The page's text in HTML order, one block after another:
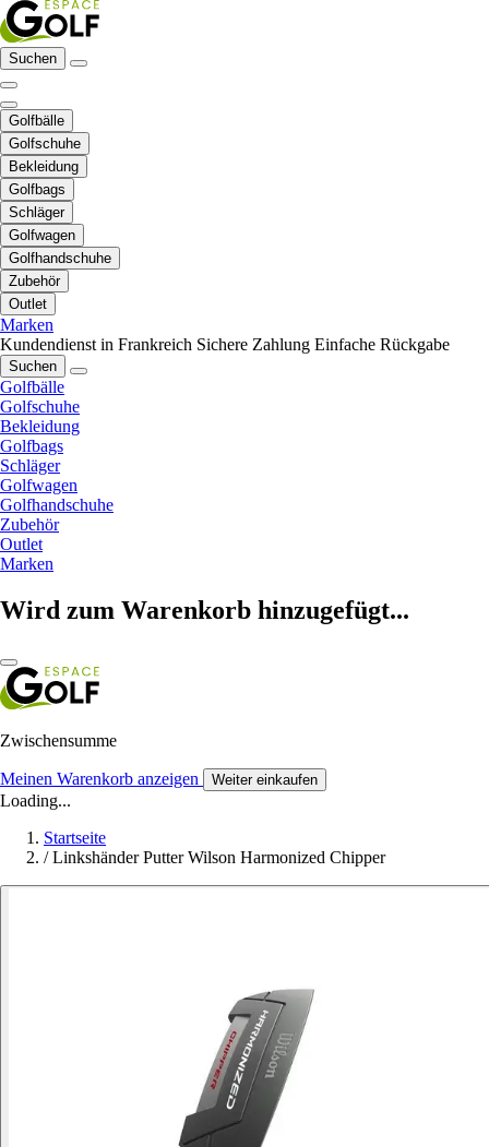
Suchen
Golfbälle
Golfschuhe
Bekleidung
Golfbags
Schläger
Golfwagen
Golfhandschuhe
Zubehör
Outlet
Marken
Kundendienst in Frankreich Sichere Zahlung Einfache Rückgabe
Suchen
Golfbälle
Golfschuhe
Bekleidung
Golfbags
Schläger
Golfwagen
Golfhandschuhe
Zubehör
Outlet
Marken
Wird zum Warenkorb hinzugefügt...
Zwischensumme
Meinen Warenkorb anzeigen Weiter einkaufen
Loading...
Startseite
/ Linkshänder Putter Wilson Harmonized Chipper